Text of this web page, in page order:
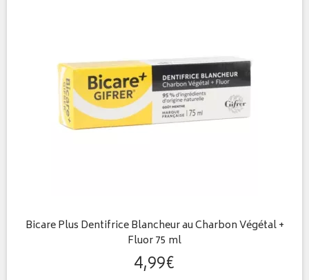
Bicare Plus Dentifrice Blancheur au Charbon Végétal +
Fluor 75 ml
4,99€